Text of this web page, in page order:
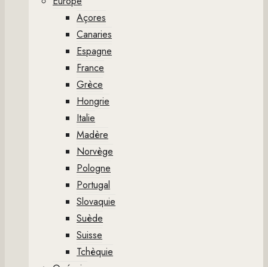
Açores
Canaries
Espagne
France
Grèce
Hongrie
Italie
Madère
Norvège
Pologne
Portugal
Slovaquie
Suède
Suisse
Tchèquie